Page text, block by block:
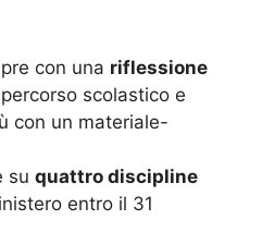
con una riflessione
scolastico e
con un materiale-
su quattro discipline
entro il 31